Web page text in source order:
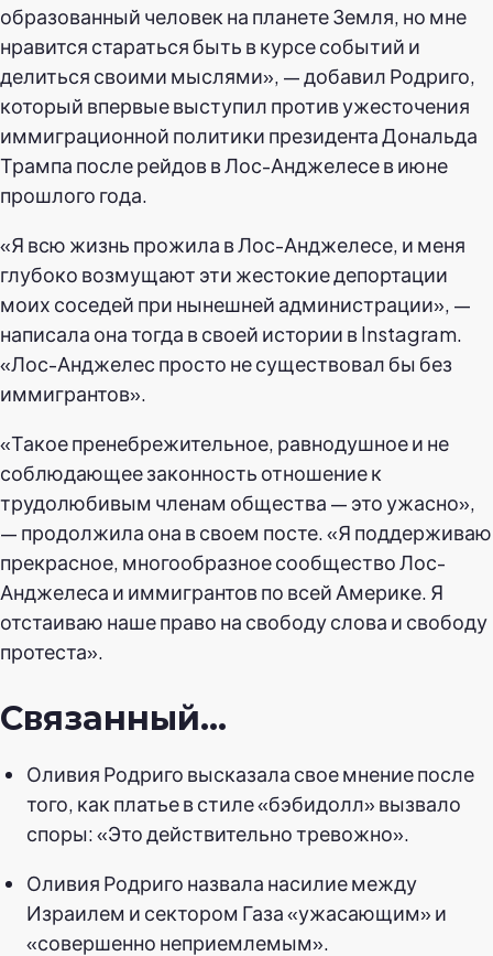
образованный человек на планете Земля, но мне
нравится стараться быть в курсе событий и
делиться своими мыслями», — добавил Родриго,
который впервые выступил против ужесточения
иммиграционной политики президента Дональда
Трампа после рейдов в Лос-Анджелесе в июне
прошлого года.
«Я всю жизнь прожила в Лос-Анджелесе, и меня
глубоко возмущают эти жестокие депортации
моих соседей при нынешней администрации», —
написала она тогда в своей истории в Instagram.
«Лос-Анджелес просто не существовал бы без
иммигрантов».
«Такое пренебрежительное, равнодушное и не
соблюдающее законность отношение к
трудолюбивым членам общества — это ужасно»,
— продолжила она в своем посте. «Я поддерживаю
прекрасное, многообразное сообщество Лос-
Анджелеса и иммигрантов по всей Америке. Я
отстаиваю наше право на свободу слова и свободу
протеста».
Связанный…
Оливия Родриго высказала свое мнение после
того, как платье в стиле «бэбидолл» вызвало
споры: «Это действительно тревожно».
Оливия Родриго назвала насилие между
Израилем и сектором Газа «ужасающим» и
«совершенно неприемлемым».